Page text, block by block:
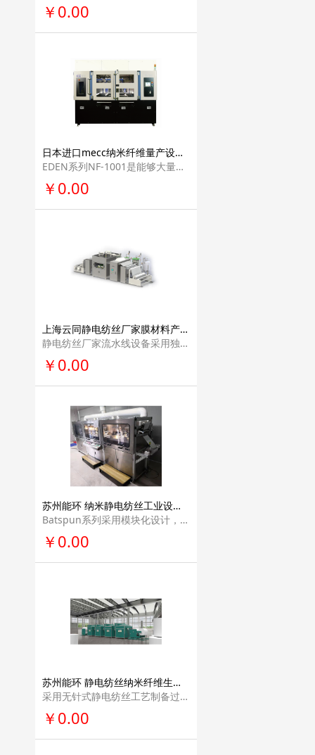
￥0.00
日本进口mecc纳米纤维量产设备企业研发机构研发设备纳米纤维生产线产业化解决方案NF-1001
EDEN系列NF-1001是能够大量生产纳米纤维无纺布的设备。使用本公司的实验用 设备取得的参数（纺丝条件），可以直接利用在本装置上。纺丝出的纤维质量基本 相同！
￥0.00
上海云同静电纺丝厂家膜材料产业化设备纳米纤维生产线产业化解决方案企业研发机构研发设备YT-MC-I型
静电纺丝厂家流水线设备采用独特的无针纤维发生工艺，无原料堵塞，并且保 证了纳米纤维直径的均匀性。
￥0.00
苏州能环 纳米静电纺丝工业设备材料生产线产业化解决方案能源电池材料领域专业量产设备Batspun系列
Batspun系列采用模块化设计，扩展性强，可根 据客户需求定制产能；兼容性高，可根据客户需求定制多种配件用于环境控制，多组分 纺丝等。
￥0.00
苏州能环 静电纺丝纳米纤维生产线产业化解决方案流水线量产设备Filspun系列
采用无针式静电纺丝工艺制备过滤材料的专业 量产设备。其具有多个非针式的静电纺丝发射极，保证了纳米纤维丝在基底上分布均匀 的同时还提供了较大的产能。
￥0.00